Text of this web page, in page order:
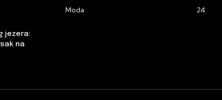
jezera:
na
Moda
24